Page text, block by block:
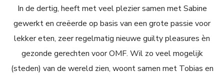
In de dertig, heeft met veel plezier samen met Sabine
gewerkt en creëerde op basis van een grote passie voor
lekker eten, zeer regelmatig nieuwe guilty pleasures èn
gezonde gerechten voor OMF. Wil zo veel mogelijk
(steden) van de wereld zien, woont samen met Tobias en